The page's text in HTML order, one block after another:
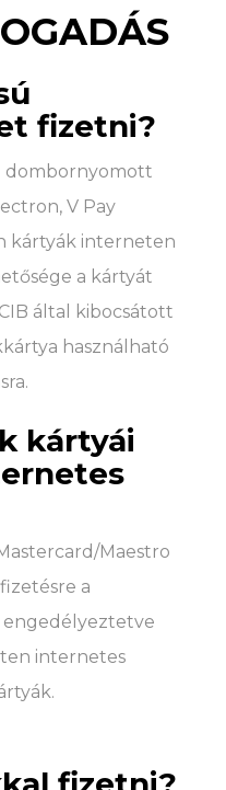
fizetni?
dombornyomott
V Pay
kártyák interneten
a kártyát
által kibocsátott
használható
kártyái
Maestro
a
engedélyeztetve
internetes